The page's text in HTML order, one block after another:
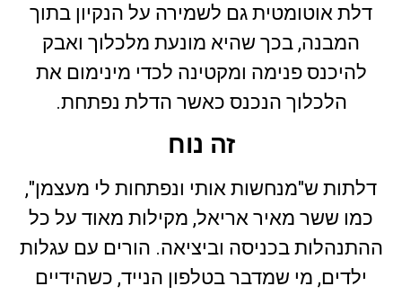
דלת אוטומטית גם לשמירה על הנקיון בתוך
המבנה, בכך שהיא מונעת מלכלוך ואבק
להיכנס פנימה ומקטינה לכדי מינימום את
הלכלוך הנכנס כאשר הדלת נפתחת.
זה נוח
דלתות ש"מנחשות אותי ונפתחות לי מעצמן",
כמו ששר מאיר אריאל, מקילות מאוד על כל
ההתנהלות בכניסה וביציאה. הורים עם עגלות
ילדים, מי שמדבר בטלפון הנייד, כשהידיים